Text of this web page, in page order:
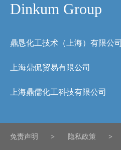
免责声明 隐私政策
> >
Dinkum Group
鼎恳化工技术（上海）有限公司
上海鼎侃贸易有限公司
上海鼎儒化工科技有限公司